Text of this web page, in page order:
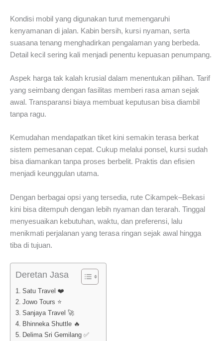
Kondisi mobil yang digunakan turut memengaruhi
kenyamanan di jalan. Kabin bersih, kursi nyaman, serta
suasana tenang menghadirkan pengalaman yang berbeda.
Detail kecil sering kali menjadi penentu kepuasan penumpang.
Aspek harga tak kalah krusial dalam menentukan pilihan. Tarif
yang seimbang dengan fasilitas memberi rasa aman sejak
awal. Transparansi biaya membuat keputusan bisa diambil
tanpa ragu.
Kemudahan mendapatkan tiket kini semakin terasa berkat
sistem pemesanan cepat. Cukup melalui ponsel, kursi sudah
bisa diamankan tanpa proses berbelit. Praktis dan efisien
menjadi keunggulan utama.
Dengan berbagai opsi yang tersedia, rute Cikampek–Bekasi
kini bisa ditempuh dengan lebih nyaman dan terarah. Tinggal
menyesuaikan kebutuhan, waktu, dan preferensi, lalu
menikmati perjalanan yang terasa ringan sejak awal hingga
tiba di tujuan.
Deretan Jasa
Satu Travel ❤️
Jowo Tours ⭐
Sanjaya Travel 🚀
Bhinneka Shuttle 🔥
Delima Sri Gemilang ✅